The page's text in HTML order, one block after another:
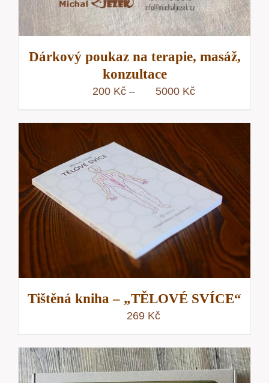
Dárkový poukaz na terapie, masáž,
konzultace
200 Kč – 5000 KčRozpětí
200 Kč
až
5000 Kč
Tištěná kniha – „TĚLOVÉ SVÍCE“
269 Kč